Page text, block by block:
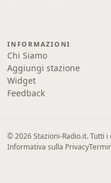
INFORMAZIONI
Chi Siamo
Aggiungi stazione
Widget
Feedback
© 2026 Stazioni-Radio.it. Tutti
Informativa sulla Privacy